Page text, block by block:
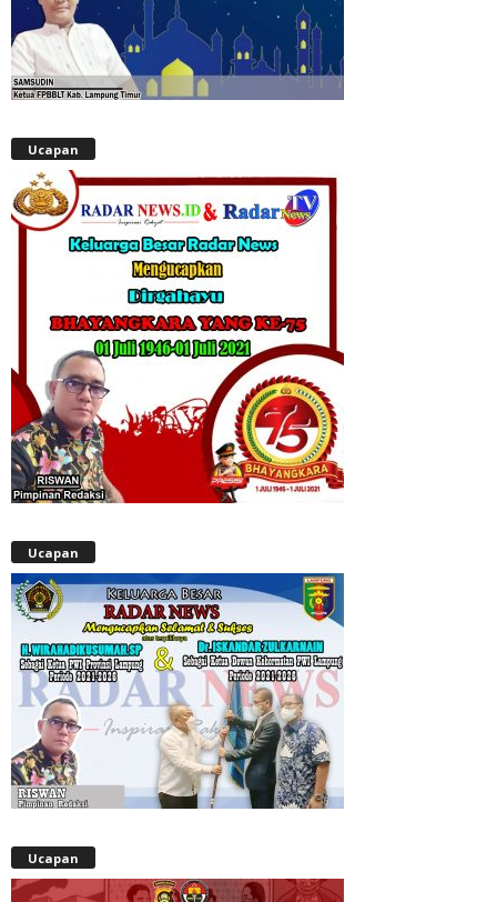
Ucapan
Ucapan
Ucapan